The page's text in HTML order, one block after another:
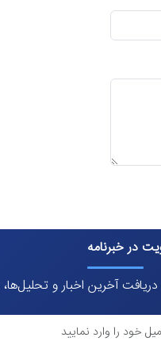
در خبرنامه
دریافت آخرین اخبار و